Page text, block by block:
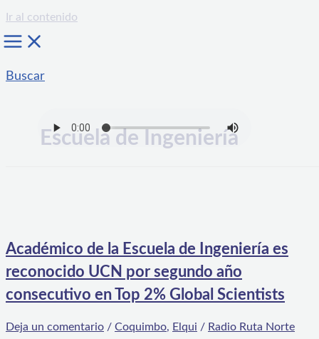
Ir al contenido
Buscar
Escuela de Ingeniería
Académico de la Escuela de Ingeniería es
reconocido UCN por segundo año
consecutivo en Top 2% Global Scientists
Deja un comentario / Coquimbo, Elqui / Radio Ruta Norte